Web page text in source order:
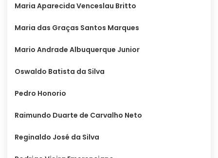
Maria Aparecida Venceslau Britto
Maria das Graças Santos Marques
Mario Andrade Albuquerque Junior
Oswaldo Batista da Silva
Pedro Honorio
Raimundo Duarte de Carvalho Neto
Reginaldo José da Silva